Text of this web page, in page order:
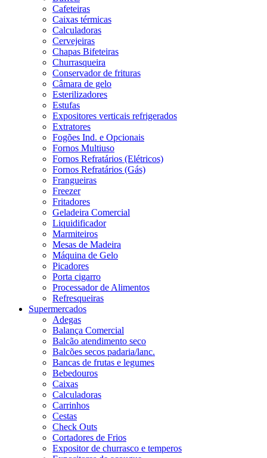
Cafeteiras
Caixas térmicas
Calculadoras
Cervejeiras
Chapas Bifeteiras
Churrasqueira
Conservador de frituras
Câmara de gelo
Esterilizadores
Estufas
Expositores verticais refrigerados
Extratores
Fogões Ind. e Opcionais
Fornos Multiuso
Fornos Refratários (Elétricos)
Fornos Refratários (Gás)
Frangueiras
Freezer
Fritadores
Geladeira Comercial
Liquidificador
Marmiteiros
Mesas de Madeira
Máquina de Gelo
Picadores
Porta cigarro
Processador de Alimentos
Refresqueiras
Supermercados
Adegas
Balança Comercial
Balcão atendimento seco
Balcões secos padaria/lanc.
Bancas de frutas e legumes
Bebedouros
Caixas
Calculadoras
Carrinhos
Cestas
Check Outs
Cortadores de Frios
Expositor de churrasco e temperos